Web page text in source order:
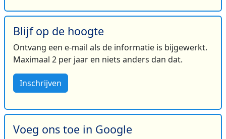
Blijf op de hoogte
Ontvang een e-mail als de informatie is bijgewerkt.
Maximaal 2 per jaar en niets anders dan dat.
Inschrijven
Voeg ons toe in Google